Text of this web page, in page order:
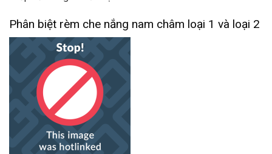
Phân biệt rèm che nắng nam châm loại 1 và loại 2